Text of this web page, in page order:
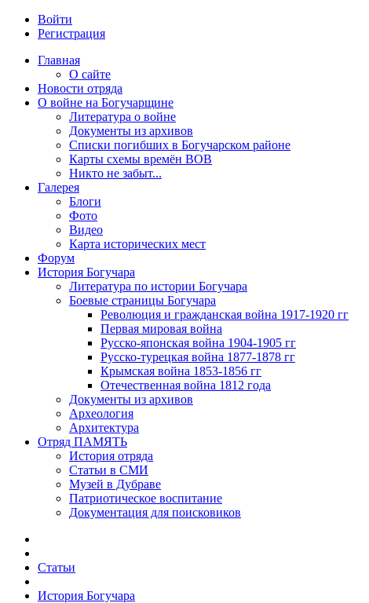
Войти
Регистрация
Главная
О сайте
Новости отряда
О войне на Богучарщине
Литература о войне
Документы из архивов
Списки погибших в Богучарском районе
Карты схемы времён ВОВ
Никто не забыт...
Галерея
Блоги
Фото
Видео
Карта исторических мест
Форум
История Богучара
Литература по истории Богучара
Боевые страницы Богучара
Революция и гражданская война 1917-1920 гг
Первая мировая война
Русско-японская война 1904-1905 гг
Русско-турецкая война 1877-1878 гг
Крымская война 1853-1856 гг
Отечественная война 1812 года
Документы из архивов
Археология
Архитектура
Отряд ПАМЯТЬ
История отряда
Статьи в СМИ
Музей в Дубраве
Патриотическое воспитание
Документация для поисковиков
Статьи
История Богучара